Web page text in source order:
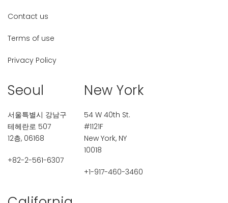
Contact us
Terms of use
Privacy Policy
Seoul
서울특별시 강남구
테헤란로 507
12층, 06168
+82-2-561-6307
New York
54 W 40th St.
#1121F
New York, NY
10018
+1-917-460-3460